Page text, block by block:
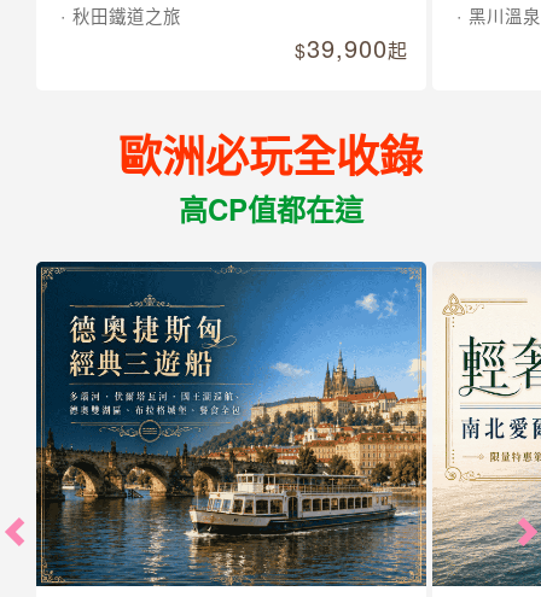
秋田鐵道之旅
39,900起
黑川溫泉
歐洲必玩全收錄
高CP值都在這